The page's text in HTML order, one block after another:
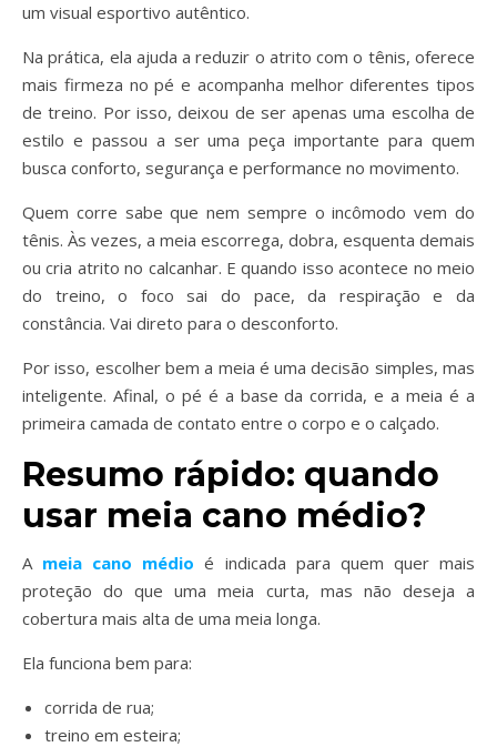
um visual esportivo autêntico.
Na prática, ela ajuda a reduzir o atrito com o tênis, oferece
mais firmeza no pé e acompanha melhor diferentes tipos
de treino. Por isso, deixou de ser apenas uma escolha de
estilo e passou a ser uma peça importante para quem
busca conforto, segurança e performance no movimento.
Quem corre sabe que nem sempre o incômodo vem do
tênis. Às vezes, a meia escorrega, dobra, esquenta demais
ou cria atrito no calcanhar. E quando isso acontece no meio
do treino, o foco sai do pace, da respiração e da
constância. Vai direto para o desconforto.
Por isso, escolher bem a meia é uma decisão simples, mas
inteligente. Afinal, o pé é a base da corrida, e a meia é a
primeira camada de contato entre o corpo e o calçado.
Resumo rápido: quando
usar meia cano médio?
A meia cano médio é indicada para quem quer mais
proteção do que uma meia curta, mas não deseja a
cobertura mais alta de uma meia longa.
Ela funciona bem para:
corrida de rua;
treino em esteira;